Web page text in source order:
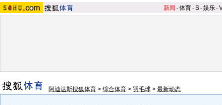
新闻 -体育-S-娱乐-
阿迪达斯搜狐体育 > 综合体育 > 羽毛球 > 最新动态